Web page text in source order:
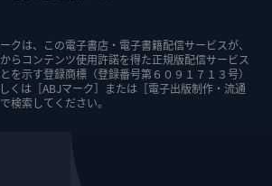
クは、この電子書店・電子書籍配信サービスが、
らコンテンツ使用許諾を得た正規版配信サービス
を示す登録商標（登録番号第６０９１７１３号）
くは［ABJマーク］または［電子出版制作・流通
検索してください。